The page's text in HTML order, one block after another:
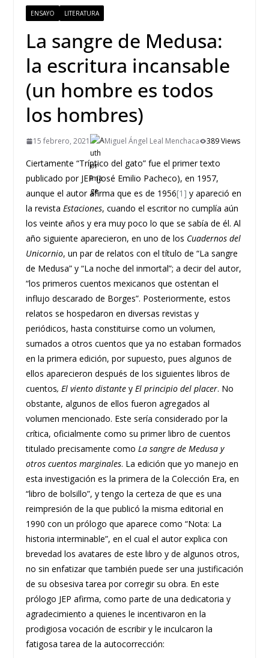
ENSAYO LITERATURA
La sangre de Medusa:
la escritura incansable
(un hombre es todos
los hombres)
15 febrero, 2021 Miguel Ángel Leal Menchaca 389 Views
Ciertamente “Tríptico del gato” fue el primer texto
publicado por JEP (José Emilio Pacheco), en 1957,
aunque el autor afirma que es de 1956[1] y apareció en
la revista Estaciones, cuando el escritor no cumplía aún
los veinte años y era muy poco lo que se sabía de él. Al
año siguiente aparecieron, en uno de los Cuadernos del
Unicornio, un par de relatos con el título de “La sangre
de Medusa” y “La noche del inmortal”; a decir del autor,
“los primeros cuentos mexicanos que ostentan el
influjo descarado de Borges”. Posteriormente, estos
relatos se hospedaron en diversas revistas y
periódicos, hasta constituirse como un volumen,
sumados a otros cuentos que ya no estaban formados
en la primera edición, por supuesto, pues algunos de
ellos aparecieron después de los siguientes libros de
cuentos, El viento distantey El principio del placer. No
obstante, algunos de ellos fueron agregados al
volumen mencionado. Este sería considerado por la
crítica, oficialmente como su primer libro de cuentos
titulado precisamente como La sangre de Medusa y
otros cuentos marginales. La edición que yo manejo en
esta investigación es la primera de la Colección Era, en
“libro de bolsillo”, y tengo la certeza de que es una
reimpresión de la que publicó la misma editorial en
1990 con un prólogo que aparece como “Nota: La
historia interminable”, en el cual el autor explica con
brevedad los avatares de este libro y de algunos otros,
no sin enfatizar que también puede ser una justificación
de su obsesiva tarea por corregir su obra. En este
prólogo JEP afirma, como parte de una dedicatoria y
agradecimiento a quienes le incentivaron en la
prodigiosa vocación de escribir y le inculcaron la
fatigosa tarea de la autocorrección: